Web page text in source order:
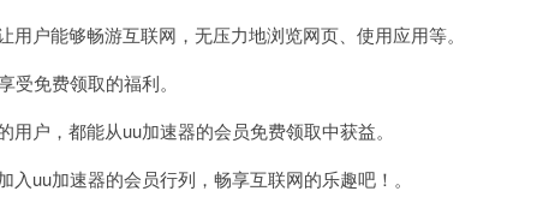
户能够畅游互联网，无压力地浏览网页、使用应用等。
免费领取的福利。
户，都能从uu加速器的会员免费领取中获益。
uu加速器的会员行列，畅享互联网的乐趣吧！。